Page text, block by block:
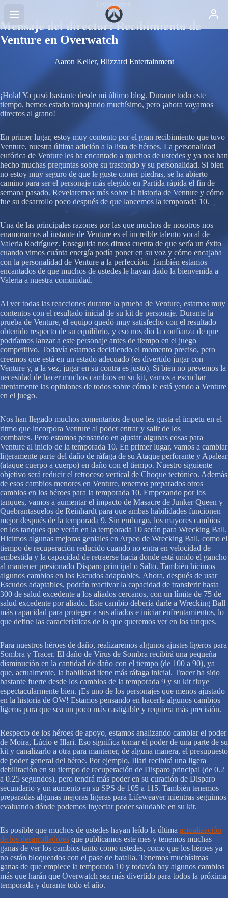
Overwatch
Mensaje del director: Recibimiento de
Venture en Overwatch
Aaron Keller, Blizzard Entertainment
¡Hola! Ya pasó bastante desde mi último blog. Durante todo este
tiempo, hemos estado trabajando muchísimo, pero ¡ahora vayamos
directos al grano!
En primer lugar, estoy muy contento por el gran recibimiento que tuvo
Venture, nuestra última adición a la lista de héroes. La personalidad
eufórica de Venture les ha encantado a muchos de ustedes y ya nos han
hecho muchas preguntas sobre su trasfondo y su personalidad. Si bien
no estoy muy seguro de que le guste comer piedras, se ha abierto
camino para ser el personaje más elegido en Partida rápida el fin de
semana pasado. Revelaremos más sobre la historia de Venture y cómo
fue su desarrollo poco después de que lancemos la temporada 10.
Una de las principales razones por las que muchos de nosotros nos
enamoramos al instante de Venture es el increíble talento vocal de
Valeria Rodríguez. Enseguida nos dimos cuenta de que sería un éxito
cuando vimos cuánta energía podía poner en su voz y cómo encajaba
con la personalidad de Venture a la perfección. También estamos
encantados de que muchos de ustedes le hayan dado la bienvenida a
Valeria a nuestra comunidad.
Al ver todas las reacciones durante la prueba de Venture, estamos muy
contentos con el resultado inicial de su kit de personaje. Durante la
prueba de Venture, el equipo quedó muy satisfecho con el resultado
obtenido respecto de su equilibrio, y eso nos dio la confianza de que
podríamos lanzar a este personaje antes de tiempo en el juego
competitivo. Todavía estamos decidiendo el momento preciso, pero
creemos que está en un estado adecuado (es divertido jugar con
Venture y, a la vez, jugar en su contra es justo). Si bien no prevemos la
necesidad de hacer muchos cambios en su kit, vamos a escuchar
atentamente las opiniones de todos sobre cómo le está yendo a Venture
en el juego.
Nos han llegado muchos comentarios de que les gusta el ímpetu en el
ritmo que incorpora Venture al poder entrar y salir de los
combates. Pero estamos pensando en ajustar algunas cosas para
Venture al inicio de la temporada 10. En primer lugar, vamos a cambiar
ligeramente parte del daño de ráfaga de su Ataque perforante y Apalear
(ataque cuerpo a cuerpo) en daño con el tiempo. Nuestro siguiente
objetivo será reducir el retroceso vertical de Choque tectónico. Además
de esos cambios menores en Venture, tenemos preparados otros
cambios en los héroes para la temporada 10. Empezando por los
tanques, vamos a aumentar el impacto de Masacre de Junker Queen y
Quebrantasuelos de Reinhardt para que ambas habilidades funcionen
mejor después de la temporada 9. Sin embargo, los mayores cambios
en los tanques que verán en la temporada 10 serán para Wrecking Ball.
Hicimos algunas mejoras geniales en Arpeo de Wrecking Ball, como el
tiempo de recuperación reducido cuando no entra en velocidad de
embestida y la capacidad de retraerse hacia donde está unido el gancho
al mantener presionado Disparo principal o Salto. También hicimos
algunos cambios en los Escudos adaptables. Ahora, después de usar
Escudos adaptables, podrán reactivar la capacidad de transferir hasta
300 de salud excedente a los aliados cercanos, con un límite de 75 de
salud excedente por aliado. Este cambio debería darle a Wrecking Ball
más capacidad para proteger a sus aliados e iniciar enfrentamientos, lo
que define las características de lo que queremos ver en los tanques.
Para nuestros héroes de daño, realizaremos algunos ajustes ligeros para
Sombra y Tracer. El daño de Virus de Sombra recibirá una pequeña
disminución en la cantidad de daño con el tiempo (de 100 a 90), ya
que, actualmente, la habilidad tiene más ráfaga inicial. Tracer ha sido
bastante fuerte desde los cambios de la temporada 9 y su kit fluye
espectacularmente bien. ¡Es uno de los personajes que menos ajustado
en la historia de OW! Estamos pensando en hacerle algunos cambios
ligeros para que sea un poco más castigable y requiera más precisión.
Respecto de los héroes de apoyo, estamos analizando cambiar el poder
de Moira, Lúcio e Illari. Eso significa tomar el poder de una parte de su
kit y canalizarlo a otra para mantener, de alguna manera, el presupuesto
de poder general del héroe. Por ejemplo, Illari recibirá una ligera
debilitación en su tiempo de recuperación de Disparo principal (de 0.2
a 0.25 segundos), pero tendrá más poder en su curación de Disparo
secundario y un aumento en su SPS de 105 a 115. También tenemos
preparadas algunas mejoras ligeras para Lifeweaver mientras seguimos
evaluando dónde podemos inyectar poder saludable en su kit.
Es posible que muchos de ustedes hayan leído la última actualización
de los desarrolladores que publicamos este mes y tenemos muchas
ganas de ver los cambios tanto como ustedes, como que los héroes ya
no están bloqueados con el pase de batalla. Tenemos muchísimas
ganas de que empiece la temporada 10 y todavía hay algunos cambios
más que harán que Overwatch sea más divertido para todos la próxima
temporada y durante todo el año.